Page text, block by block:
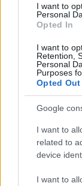
I want to
Personal
Opted In
I want to
Retention,
Personal
Purposes
Opted Out
Google
I want to
related to
device
I want to
MotoGP:
körrekordon